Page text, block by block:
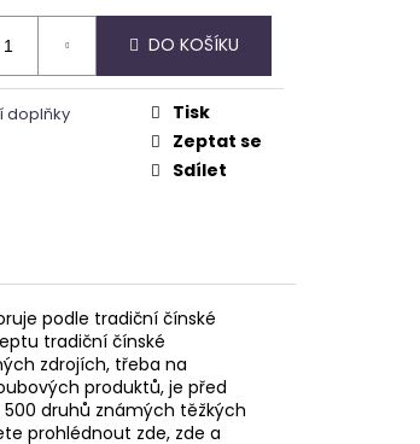
DO KOŠÍKU
doplňky
Tisk
Zeptat se
Sdílet
podle tradiční čínské
tradiční čínské
zdrojích, třeba na
produktů, je před
druhů známých těžkých
prohlédnout zde, zde a
-